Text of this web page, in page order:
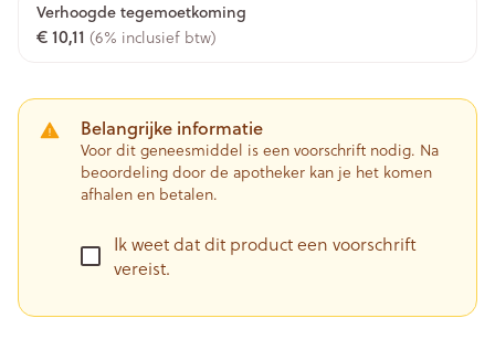
Verhoogde tegemoetkoming
€ 10,11 (6% inclusief btw)
Belangrijke informatie
Voor dit geneesmiddel is een voorschrift nodig. Na
beoordeling door de apotheker kan je het komen
afhalen en betalen.
Ik weet dat dit product een voorschrift
vereist.